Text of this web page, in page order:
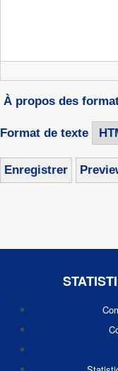
À propos des
Format de texte